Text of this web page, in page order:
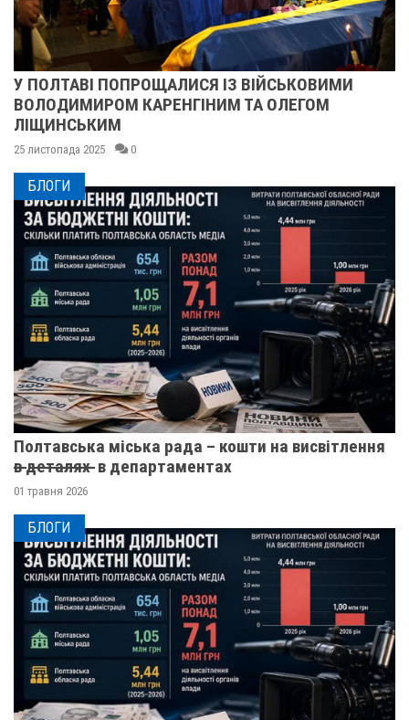
У ПОЛТАВІ ПОПРОЩАЛИСЯ ІЗ ВІЙСЬКОВИМИ
ВОЛОДИМИРОМ КАРЕНГІНИМ ТА ОЛЕГОМ
ЛІЩИНСЬКИМ
25 листопада 2025 0
БЛОГИ
Полтавська міська рада – кошти на висвітлення
в̶ ̶д̶е̶т̶а̶л̶я̶х̶ ̶ в департаментах
01 травня 2026
БЛОГИ